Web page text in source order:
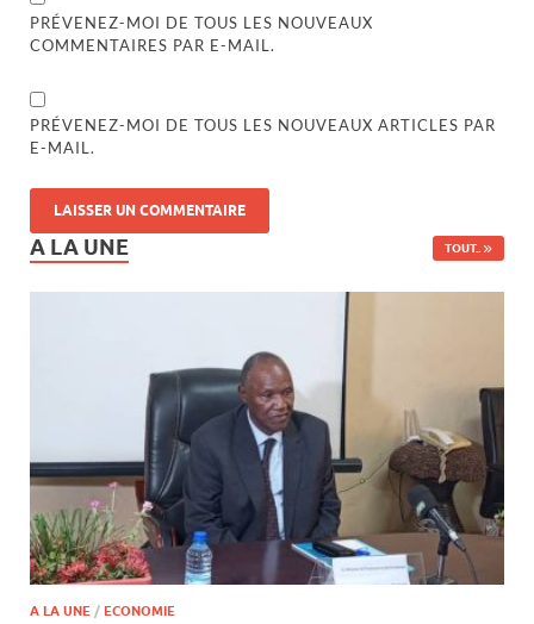
PRÉVENEZ-MOI DE TOUS LES NOUVEAUX
COMMENTAIRES PAR E-MAIL.
PRÉVENEZ-MOI DE TOUS LES NOUVEAUX ARTICLES PAR
E-MAIL.
A LA UNE TOUT..
A LA UNE / ECONOMIE